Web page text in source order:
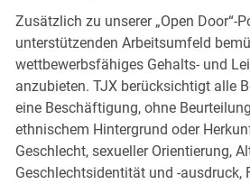
Zusätzlich zu unserer „Open Door“-
unterstützenden Arbeitsumfeld
wettbewerbsfähiges Gehalts- und
anzubieten. TJX berücksichtigt alle
eine Beschäftigung, ohne
ethnischem Hintergrund oder
Geschlecht, sexueller Orientierung,
Geschlechtsidentität und -ausdruck,